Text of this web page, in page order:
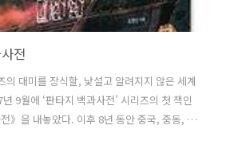
전
대미를 장식할, 낯설고 알려지지 않은 세계
9월에 ‘판타지 백과사전’ 시리즈의 첫 책인
》을 내놓았다. 이후 8년 동안 중국, 중동, 유
를 만났다.《세계의 판타지 백과사전》은 오